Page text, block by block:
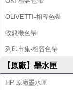
OLIVETTI-相容色帶
收銀機色帶
列印市集-相容色帶
【原廠】墨水匣
HP-原廠墨水匣